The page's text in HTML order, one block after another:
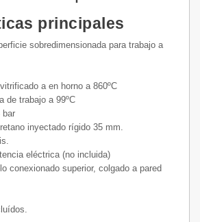
principales
sobredimensionada para trabajo a
a en horno a 860ºC
de trabajo a 99ºC
bar
inyectado rígido 35 mm.
eléctrica (no incluida)
conexionado superior, colgado a pared